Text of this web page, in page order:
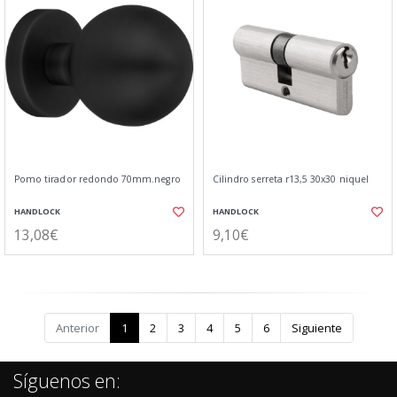
Pomo tirador redondo 70mm.negro
HANDLOCK
13,08€
Cilindro serreta r13,5 30x30 niquel
HANDLOCK
9,10€
Anterior 1 2 3 4 5 6 Siguiente
Síguenos en: